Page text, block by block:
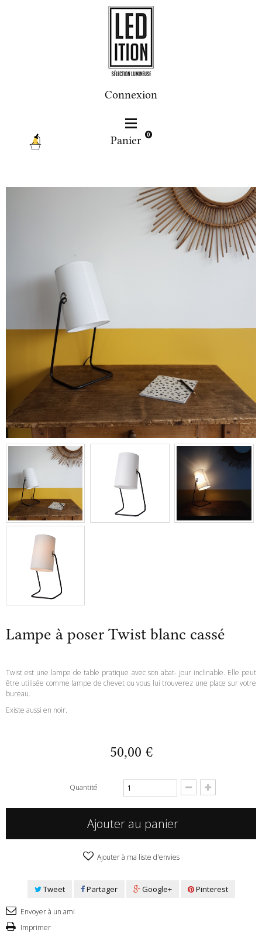
Connexion
Panier 0
Lampe à poser Twist blanc cassé
Lampe à poser Twist blanc cassé
Twist est une lampe de table pratique avec son abat- jour inclinable. Elle peut
être utilisée comme lampe de chevet ou vous lui trouverez une place sur votre
bureau.
Existe aussi en noir.
50,00 €
Quantité
Ajouter au panier
Ajouter à ma liste d'envies
Tweet Partager Google+ Pinterest
Envoyer à un ami
Imprimer